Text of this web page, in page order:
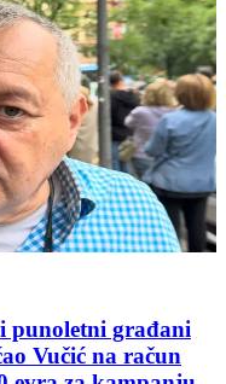
punoletni građani
Vučić na račun